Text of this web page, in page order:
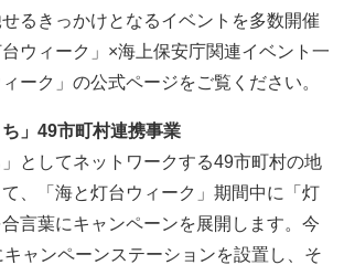
るきっかけとなるイベントを多数開催
ウィーク」×海上保安庁関連イベント一
ーク」の公式ページをご覧ください。
」49市町村連携事業
」としてネットワークする49市町村の地
、「海と灯台ウィーク」期間中に「灯
言葉にキャンペーンを展開します。今
ャンペーンステーションを設置し、そ